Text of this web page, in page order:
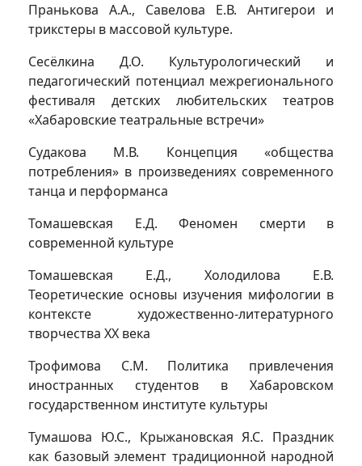
Пранькова А.А., Савелова Е.В. Антигерои и
трикстеры в массовой культуре.
Сесёлкина Д.О. Культурологический и
педагогический потенциал межрегионального
фестиваля детских любительских театров
«Хабаровские театральные встречи»
Судакова М.В. Концепция «общества
потребления» в произведениях современного
танца и перформанса
Томашевская Е.Д. Феномен смерти в
современной культуре
Томашевская Е.Д., Холодилова Е.В.
Теоретические основы изучения мифологии в
контексте художественно-литературного
творчества ХХ века
Трофимова С.М. Политика привлечения
иностранных студентов в Хабаровском
государственном институте культуры
Тумашова Ю.С., Крыжановская Я.С. Праздник
как базовый элемент традиционной народной